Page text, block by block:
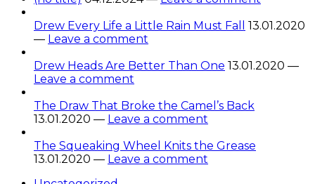
Drew Every Life a Little Rain Must Fall
13.01.2020
— Leave a comment
Drew Heads Are Better Than One 13.01.2020 —
Leave a comment
The Draw That Broke the Camel’s Back
13.01.2020 — Leave a comment
The Squeaking Wheel Knits the Grease
13.01.2020 — Leave a comment